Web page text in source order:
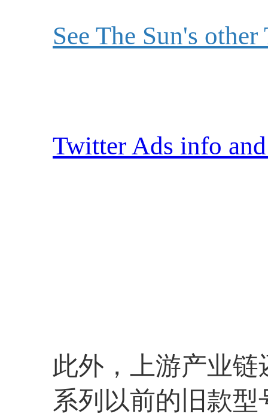
See The Sun's other
Twitter Ads info
此外，上游产业链
系列以前的旧款